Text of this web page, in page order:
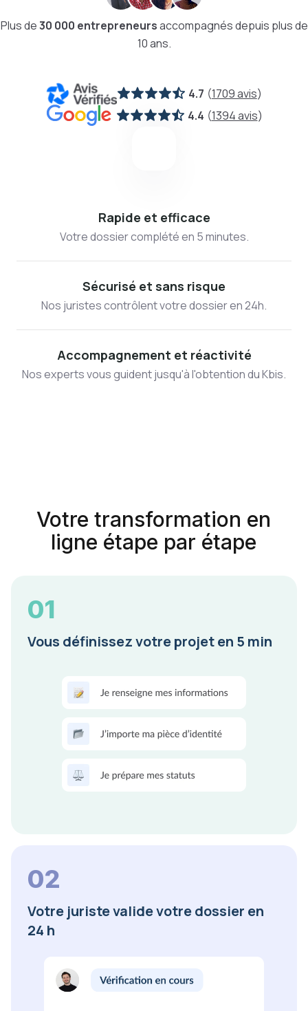
Plus de30 000 entrepreneursaccompagnés depuis plus de
10 ans.
4.7 (1709 avis)
4.4 (1394 avis)
Rapide et efficace
Votre dossier complété en 5 minutes.
Sécurisé et sans risque
Nos juristes contrôlent votre dossier en 24h.
Accompagnement et réactivité
Nos experts vous guident jusqu'à l'obtention du Kbis.
Votre transformation en
ligne étape par étape
01
Vous définissez votre projet en 5 min
02
Votre juriste valide votre dossier en
24 h